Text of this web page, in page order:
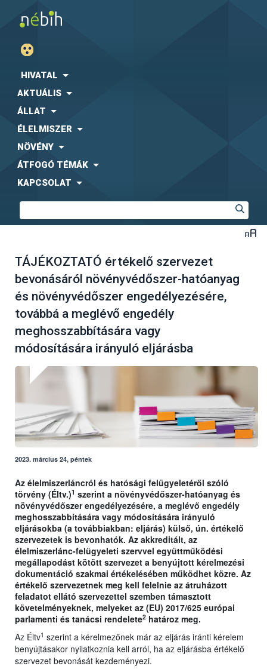
HIVATAL
AKTUÁLIS
ÁLLAT
ÉLELMISZER
NÖVÉNY
ÁTFOGÓ TÉMÁK
KAPCSOLAT
TÁJÉKOZTATÓ értékelő szervezet
bevonásáról növényvédőszer-hatóanyag
és növényvédőszer engedélyezésére,
továbbá a meglévő engedély
meghosszabbítására vagy
módosítására irányuló eljárásba
2023. március 24, péntek
Az élelmiszerláncról és hatósági felügyeletéről szóló
törvény (Éltv.)1 szerint a növényvédőszer-hatóanyag és
növényvédőszer engedélyezésére, a meglévő engedély
meghosszabbítására vagy módosítására irányuló
eljárásokba (a továbbiakban: eljárás) külső, ún. értékelő
szervezetek is bevonhatók. Az akkreditált, az
élelmiszerlánc-felügyeleti szervvel együttműködési
megállapodást kötött szervezet a benyújtott kérelmezési
dokumentáció szakmai értékelésében működhet közre. Az
értékelő szervezetnek meg kell felelnie az átruházott
feladatot ellátó szervezettel szemben támasztott
követelményeknek, melyeket az (EU) 2017/625 európai
parlamenti és tanácsi rendelete2 határoz meg.
Az Éltv1 szerint a kérelmezőnek már az eljárás iránti kérelem
benyújtásakor nyilatkoznia kell arról, ha az eljárásba értékelő
szervezet bevonását kezdeményezi.